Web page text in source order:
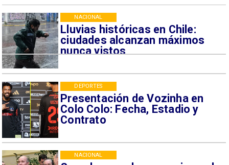
Lluvias históricas en Chile:
ciudades alcanzan máximos
nunca vistos
NACIONAL
Presentación de Vozinha en
Colo Colo: Fecha, Estadio y
Contrato
DEPORTES
NACIONAL